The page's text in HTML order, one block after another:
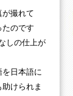
撮れて
たのです
しの仕上が
日本語に
けられま